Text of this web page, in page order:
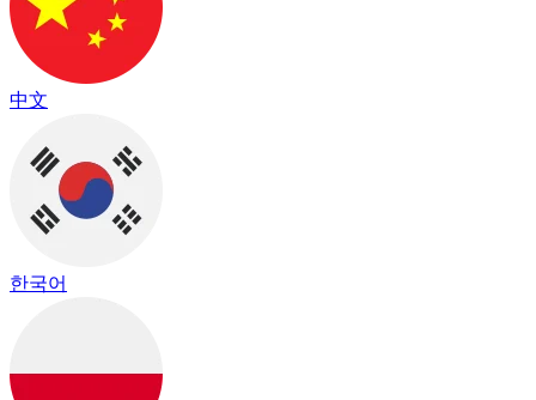
中文
한국어